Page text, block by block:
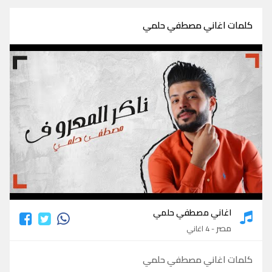
كلمات اغاني مصطفي حلمي
كلمات اغاني مصطفي حلمي
اغاني مصطفي حلمي
مصر- 4 اغاني
كلمات اغاني مصطفي حلمي